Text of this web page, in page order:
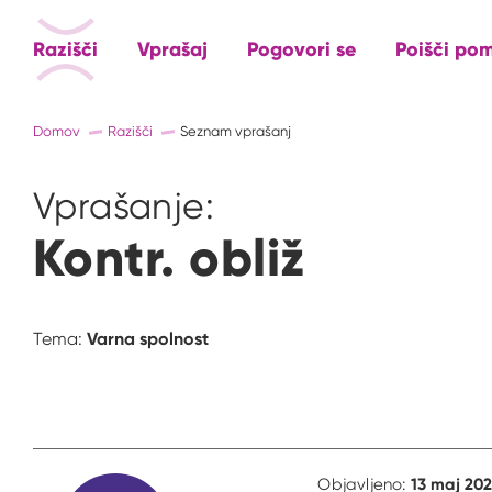
Razišči Vprašaj Pogovori se Poišči
Domov Razišči Seznam vprašanj
Vprašanje:
Kontr. obliž
Tema: Varna spolnost
Objavljeno: 13 maj